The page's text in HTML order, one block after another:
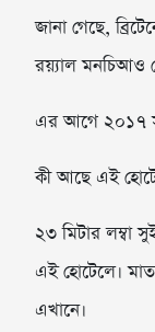
জানা গেছে,
রয়্যাল মনচিআও
এর আগে ২০১৭
কী আছে এই
২৩ মিটার লম্বা
এই হোটেলে।
এখানে।